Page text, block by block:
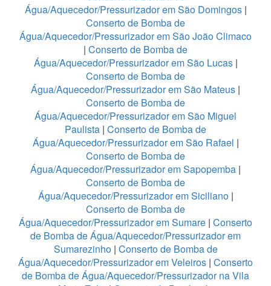
Água/Aquecedor/Pressurizador em São Domingos|
Conserto de Bomba de
Água/Aquecedor/Pressurizador em São João Climaco
| Conserto de Bomba de
Água/Aquecedor/Pressurizador em São Lucas|
Conserto de Bomba de
Água/Aquecedor/Pressurizador em São Mateus |
Conserto de Bomba de
Água/Aquecedor/Pressurizador em São Miguel
Paulista | Conserto de Bomba de
Água/Aquecedor/Pressurizador em São Rafael |
Conserto de Bomba de
Água/Aquecedor/Pressurizador em Sapopemba |
Conserto de Bomba de
Água/Aquecedor/Pressurizador em Siciliano|
Conserto de Bomba de
Água/Aquecedor/Pressurizador em Sumare | Conserto
de Bomba de Água/Aquecedor/Pressurizador em
Sumarezinho| Conserto de Bomba de
Água/Aquecedor/Pressurizador em Veleiros | Conserto
de Bomba de Água/Aquecedor/Pressurizador na Vila